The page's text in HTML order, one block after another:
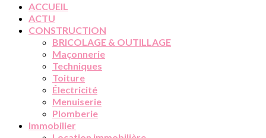
ACCUEIL
ACTU
CONSTRUCTION
BRICOLAGE & OUTILLAGE
Maçonnerie
Techniques
Toiture
Électricité
Menuiserie
Plomberie
Immobilier